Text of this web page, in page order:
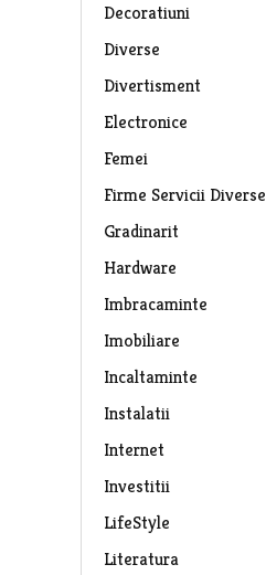
Decoratiuni
Diverse
Divertisment
Electronice
Femei
Firme Servicii Diverse
Gradinarit
Hardware
Imbracaminte
Imobiliare
Incaltaminte
Instalatii
Internet
Investitii
LifeStyle
Literatura